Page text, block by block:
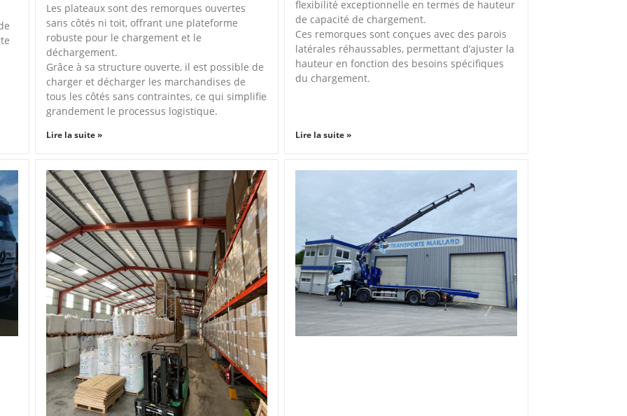
Les plateaux sont des remorques ouvertes
sans côtés ni toit, offrant une plateforme
robuste pour le chargement et le
déchargement.
Grâce à sa structure ouverte, il est possible de
charger et décharger les marchandises de
tous les côtés sans contraintes, ce qui simplifie
grandement le processus logistique.
Lire la suite »
flexibilité exceptionnelle en termes de hauteur
de capacité de chargement.
Ces remorques sont conçues avec des parois
latérales réhaussables, permettant d’ajuster la
hauteur en fonction des besoins spécifiques
du chargement.
Lire la suite »